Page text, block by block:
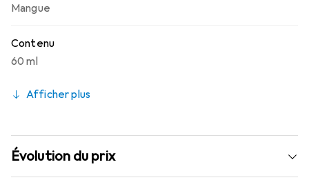
Mangue
Contenu
60 ml
Afficher plus
Évolution du prix